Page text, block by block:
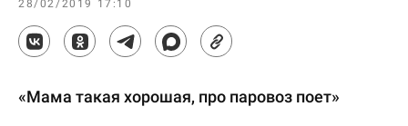
28/02/2019 17:10
«Мама такая хорошая, про паровоз поет»